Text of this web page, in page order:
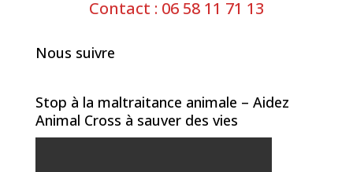
Contact : 06 58 11 71 13
Nous suivre
Stop à la maltraitance animale – Aidez
Animal Cross à sauver des vies